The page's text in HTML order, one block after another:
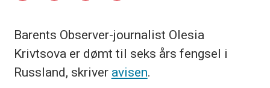
Barents Observer-journalist Olesia
Krivtsova er dømt til seks års fengsel i
Russland, skriver avisen.